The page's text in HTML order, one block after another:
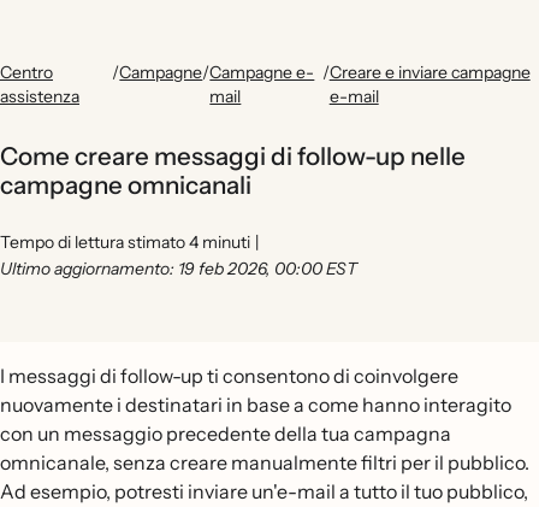
Centro
assistenza
/Campagne/Campagne e-
mail
/Creare e inviare campagne
e-mail
Come creare messaggi di follow-up nelle
campagne omnicanali
Tempo di lettura stimato 4 minuti |
Ultimo aggiornamento: 19 feb 2026, 00:00 EST
I messaggi di follow-up ti consentono di coinvolgere
nuovamente i destinatari in base a come hanno interagito
con un messaggio precedente della tua campagna
omnicanale, senza creare manualmente filtri per il pubblico.
Ad esempio, potresti inviare un'e-mail a tutto il tuo pubblico,